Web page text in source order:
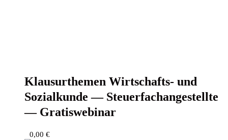
Klau­sur­the­men Wirt­schafts- und
Sozi­al­kun­de — Steu­er­fach­an­ge­stell­te
— Gratiswebinar
0,00 €